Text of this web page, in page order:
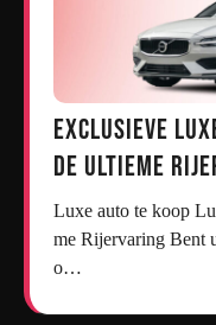
Exclusieve
de Ultieme
Luxe auto te koop Luxe Auto’s te Koop: Ervaar de Ultie
me Rijervaring Bent
o…